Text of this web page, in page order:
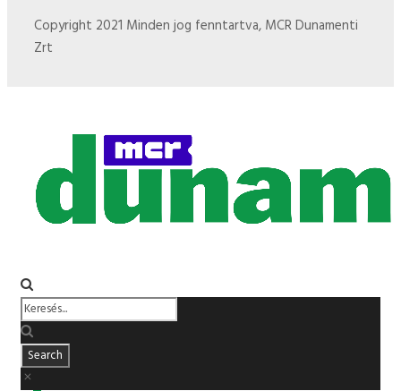
Copyright 2021 Minden jog fenntartva, MCR Dunamenti
Zrt